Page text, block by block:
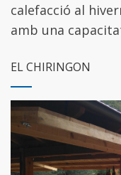
calefacció al
amb una
EL CHIRINGON